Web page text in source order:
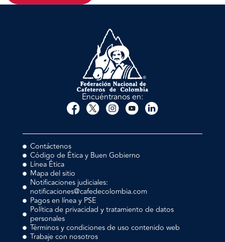
Encuéntranos en:
Contáctenos
Código de Ética y Buen Gobierno
Línea Ética
Mapa del sitio
Notificaciones judiciales:
notificaciones@cafedecolombia.com
Pagos en línea y PSE
Política de privacidad y tratamiento de datos
personales
Términos y condiciones de uso contenido web
Trabaje con nosotros